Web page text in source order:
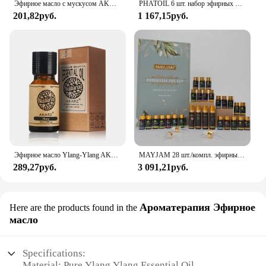
Эфирное масло с мускусом AKARZ, натуральная ароматерапия, снятие нервного баланса, настроения, уход за телом и лицом, Мускусное масло
201,82руб.
PHATOIL 6 шт. набор эфирных масел цветов для ароматерапии-10 мл лаванда жасмин роза розмарин Ylang Ylang ромашка ароматические масла
1 167,15руб.
Эфирное масло Ylang-Ylang AKARZ, натуральное масло, косметика, свеча, мыло, ароматы, изготовление DIY, запах, сырье, масло Ylang Ylang
289,27руб.
MAYJAM 28 шт./компл. эфирные масла сандаловое дерево лемонграсс ваниль лимон Ylang Ylang лаванда цитронелла пачоли гераниль бергамот
3 091,21руб.
Here are the products found in the Ароматерапия Эфирное
масло
Specifications: